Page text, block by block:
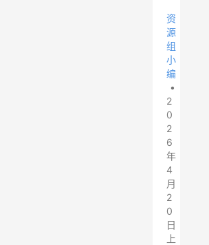
资
源
组
小
编
•
2
0
2
6
年
4
月
2
0
日
上